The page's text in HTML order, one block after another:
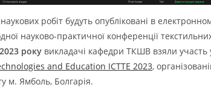
робіт будуть опубліковані в
науково-практичної конференції
року викладачі кафедри ТКШВ взяли участь
and Education ICTTE 2023,
м. Ямболь, Болгарія.